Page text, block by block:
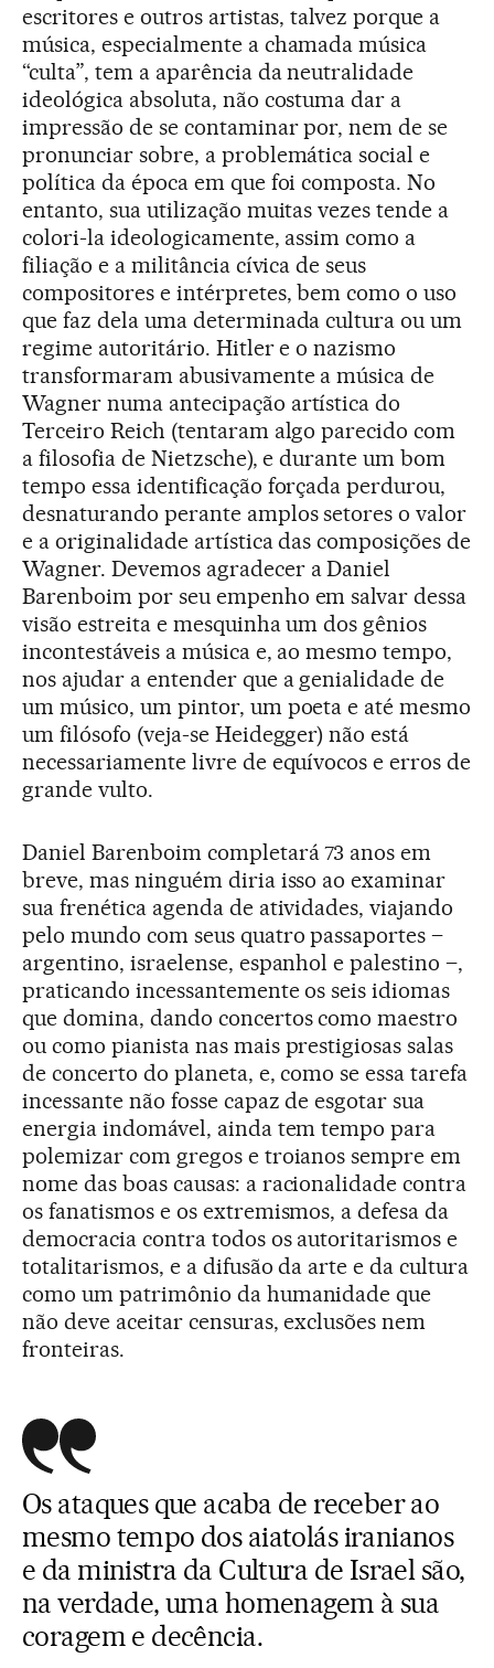
escritores e outros artistas, talvez porque a
música, especialmente a chamada música
“culta”, tem a aparência da neutralidade
ideológica absoluta, não costuma dar a
impressão de se contaminar por, nem de se
pronunciar sobre, a problemática social e
política da época em que foi composta. No
entanto, sua utilização muitas vezes tende a
colori-la ideologicamente, assim como a
filiação e a militância cívica de seus
compositores e intérpretes, bem como o uso
que faz dela uma determinada cultura ou um
regime autoritário. Hitler e o nazismo
transformaram abusivamente a música de
Wagner numa antecipação artística do
Terceiro Reich (tentaram algo parecido com
a filosofia de Nietzsche), e durante um bom
tempo essa identificação forçada perdurou,
desnaturando perante amplos setores o valor
e a originalidade artística das composições de
Wagner. Devemos agradecer a Daniel
Barenboim por seu empenho em salvar dessa
visão estreita e mesquinha um dos gênios
incontestáveis a música e, ao mesmo tempo,
nos ajudar a entender que a genialidade de
um músico, um pintor, um poeta e até mesmo
um filósofo (veja-se Heidegger) não está
necessariamente livre de equívocos e erros de
grande vulto.
Daniel Barenboim completará 73 anos em
breve, mas ninguém diria isso ao examinar
sua frenética agenda de atividades, viajando
pelo mundo com seus quatro passaportes –
argentino, israelense, espanhol e palestino –,
praticando incessantemente os seis idiomas
que domina, dando concertos como maestro
ou como pianista nas mais prestigiosas salas
de concerto do planeta, e, como se essa tarefa
incessante não fosse capaz de esgotar sua
energia indomável, ainda tem tempo para
polemizar com gregos e troianos sempre em
nome das boas causas: a racionalidade contra
os fanatismos e os extremismos, a defesa da
democracia contra todos os autoritarismos e
totalitarismos, e a difusão da arte e da cultura
como um patrimônio da humanidade que
não deve aceitar censuras, exclusões nem
fronteiras.
Os ataques que acaba de receber ao
mesmo tempo dos aiatolás iranianos
e da ministra da Cultura de Israel são,
na verdade, uma homenagem à sua
coragem e decência.